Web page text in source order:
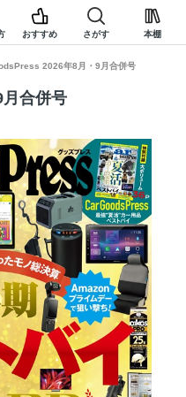
おすすめ さがす 本棚
2026年8月・9月合併号
合併号